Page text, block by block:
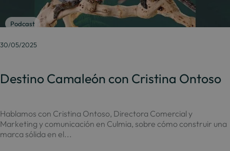
Podcast
30/05/2025
Destino Camaleón con Cristina Ontoso
Hablamos con Cristina Ontoso, Directora Comercial y
Marketing y comunicación en Culmia, sobre cómo construir una
marca sólida en el...